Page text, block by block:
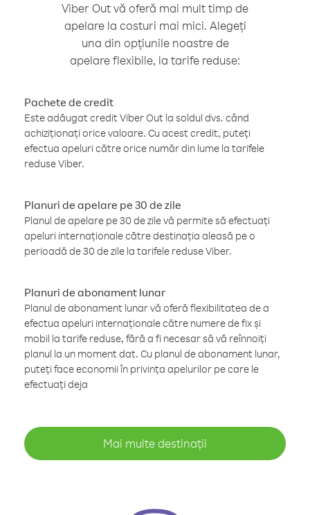
Viber Out vă oferă mai mult timp de
apelare la costuri mai mici. Alegeți
una din opțiunile noastre de
apelare flexibile, la tarife reduse:
Pachete de credit
Este adăugat credit Viber Out la soldul dvs. când
achiziționați orice valoare. Cu acest credit, puteți
efectua apeluri către orice număr din lume la tarifele
reduse Viber.
Planuri de apelare pe 30 de zile
Planul de apelare pe 30 de zile vă permite să efectuați
apeluri internaționale către destinația aleasă pe o
perioadă de 30 de zile la tarifele reduse Viber.
Planuri de abonament lunar
Planul de abonament lunar vă oferă flexibilitatea de a
efectua apeluri internaționale către numere de fix și
mobil la tarife reduse, fără a fi necesar să vă reînnoiți
planul la un moment dat. Cu planul de abonament lunar,
puteți face economii în privința apelurilor pe care le
efectuați deja
Mai multe destinații